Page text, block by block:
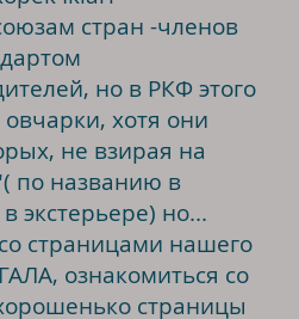
стран -членов
но в РКФ этого
хотя они
не взирая на
по названию в
экстерьере) но...
страницами нашего
ознакомиться со
страницы